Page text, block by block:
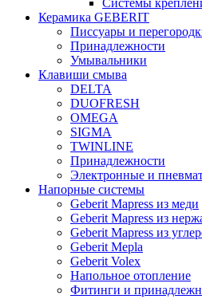
Системы
Керамика GEBERIT
Писсуары и
Принадлежности
Умывальники
Клавиши смыва
DELTA
DUOFRESH
OMEGA
SIGMA
TWINLINE
Принадлежности
Электронные и
Напорные системы
Geberit Mapress из меди
Geberit Mapress из
Geberit Mapress из
Geberit Mepla
Geberit Volex
Напольное отопление
Фитинги и